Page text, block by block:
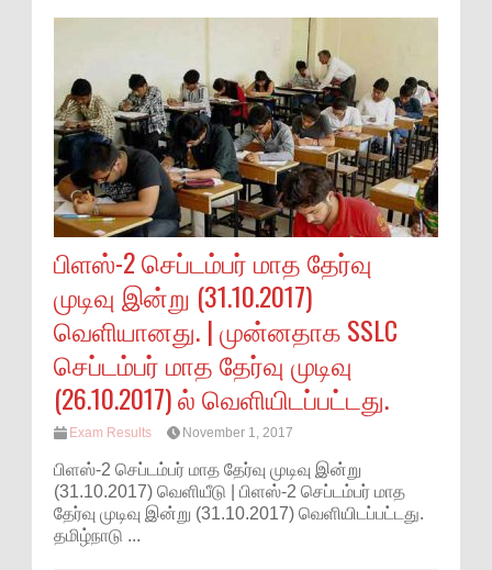
பிளஸ்-2 செப்டம்பர் மாத தேர்வு
முடிவு இன்று (31.10.2017)
வெளியானது. | முன்னதாக SSLC
செப்டம்பர் மாத தேர்வு முடிவு
(26.10.2017) ல் வெளியிடப்பட்டது.
Exam Results November 1, 2017
பிளஸ்-2 செப்டம்பர் மாத தேர்வு முடிவு இன்று
(31.10.2017) வெளியீடு | பிளஸ்-2 செப்டம்பர் மாத
தேர்வு முடிவு இன்று (31.10.2017) வெளியிடப்பட்டது.
தமிழ்நாடு ...